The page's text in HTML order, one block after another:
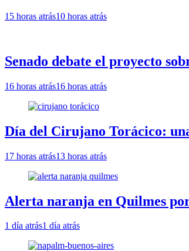
15 horas atrás10 horas atrás
Senado debate el proyecto
16 horas atrás16 horas atrás
Día del Cirujano Torácico:
17 horas atrás13 horas atrás
Alerta naranja en Quilmes
1 día atrás1 día atrás